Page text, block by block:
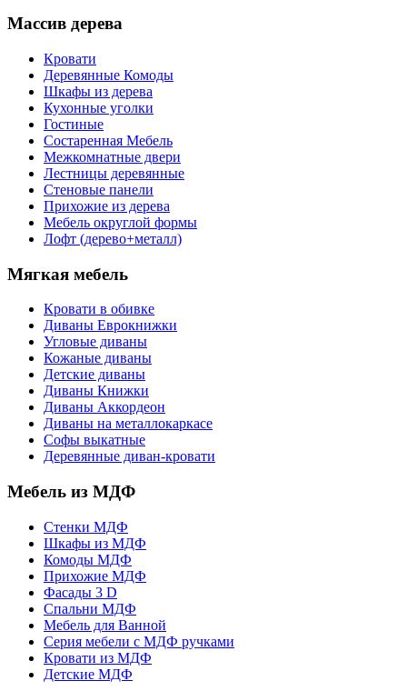
Массив дерева
Кровати
Деревянные Комоды
Шкафы из дерева
Кухонные уголки
Гостиные
Состаренная Мебель
Межкомнатные двери
Лестницы деревянные
Стеновые панели
Прихожие из дерева
Мебель округлой формы
Лофт (дерево+металл)
Мягкая мебель
Кровати в обивке
Диваны Еврокнижки
Угловые диваны
Кожаные диваны
Детские диваны
Диваны Книжки
Диваны Аккордеон
Диваны на металлокаркасе
Софы выкатные
Деревянные диван-кровати
Мебель из МДФ
Стенки МДФ
Шкафы из МДФ
Комоды МДФ
Прихожие МДФ
Фасады 3 D
Спальни МДФ
Мебель для Ванной
Серия мебели с МДФ ручками
Кровати из МДФ
Детские МДФ